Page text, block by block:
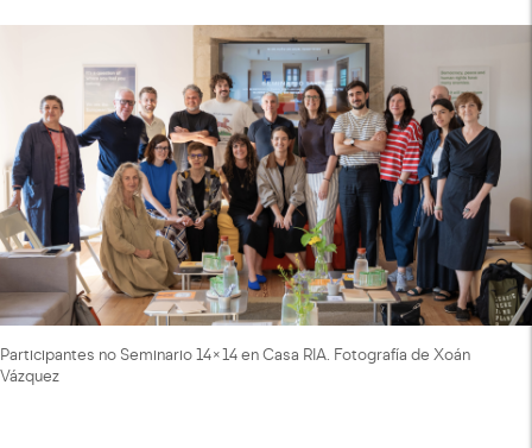
Participantes no Seminario 14x14 en Casa RIA. Fotografía de Xoán
Vázquez